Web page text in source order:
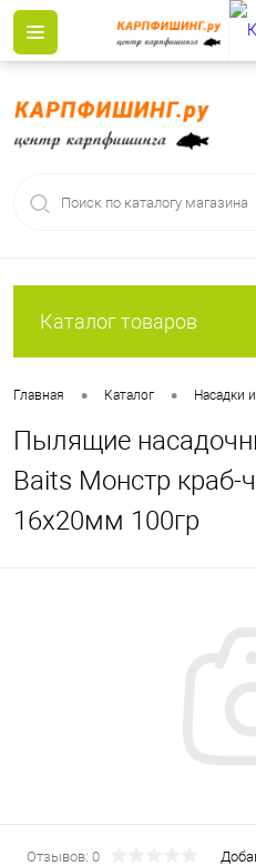
Каталог товаров
Главная • Каталог • Насадки
Пылящие
Baits Монстр краб-
16x20мм 100гр
Отзывов: 0